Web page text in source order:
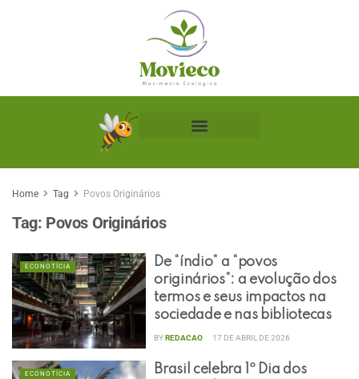
Home Tag Povos Originários
Tag: Povos Originários
ECONOTÍCIA
De “índio” a “povos
originários”: a evolução dos
termos e seus impactos na
sociedade e nas bibliotecas
BYREDACAO 17 DE ABRIL DE 2026
ECONOTÍCIA
Brasil celebra 1º Dia dos